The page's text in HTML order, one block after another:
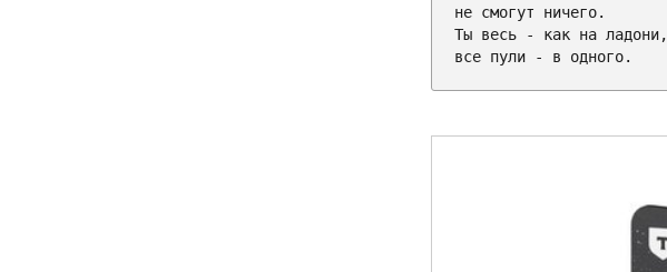
не смогут ничего.
Ты весь - как на ладони,
все пули - в одного.